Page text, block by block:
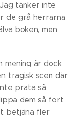
tänker inte
de grå herrarna
boken, men
mening är dock
tragisk scen där
prata så
dem så fort
betjäna fler